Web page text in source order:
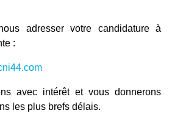
adresser votre candidature à
:
avec intérêt et vous donnerons
les plus brefs délais.